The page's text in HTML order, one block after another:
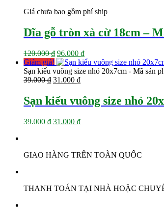
Giá chưa bao gồm phí ship
Dĩa gỗ tròn xà cừ 18cm –
120.000₫ Giá
gốc
là:
120.000 ₫.
96.000 ₫Giá
hiện
tại
Giảm giá!
Sạn kiểu vuông size nhỏ 20x7cm - Mã sản
39.000₫ Giá
là:
39.000 ₫.
31.000 ₫Giá
tại
là:
Sạn kiểu vuông size nhỏ
39.000₫ Giá
31.000 ₫Giá
31.000 ₫.
GIAO HÀNG TRÊN TOÀN QUỐC
THANH TOÁN TẠI NHÀ HOẶC